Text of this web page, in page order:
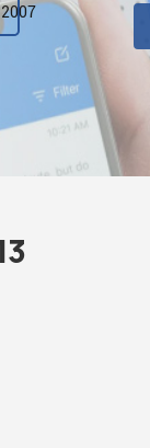
2007